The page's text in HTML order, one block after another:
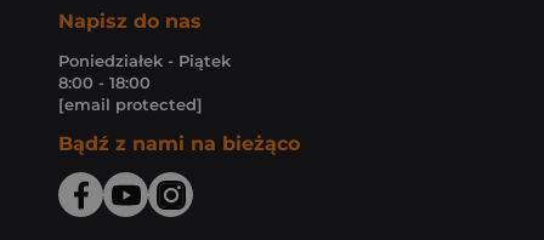
Napisz do nas
Poniedziałek - Piątek
8:00 - 18:00
[email protected]
Bądź z nami na bieżąco